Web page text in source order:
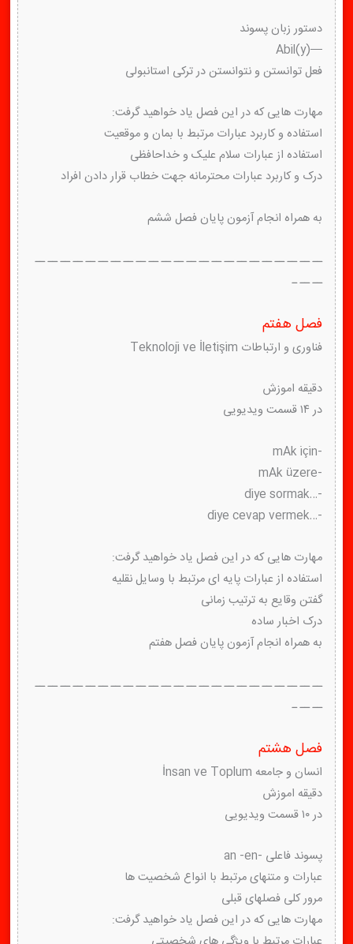
دستور زبان پسوند
—(y)Abil
فعل توانستن و نتوانستن در ترکی استانبولی
مهارت هایی که در این فصل یاد خواهید گرفت:
استفاده و کاربرد عبارات مرتبط با بمان و موقعیت
استفاده از عبارات سلام علیک و خداحافظی
درک و کاربرد عبارات محترمانه جهت خطاب قرار دادن افراد
به همراه انجام آزمون پایان فصل ششم
ــ ــ ــ ــ ــ ــ ــ ــ ــ ــ ــ ــ ــ ــ ــ ــ ــ ــ ــ ــ ــ ــ ــ
ــ ــ ـ
فصل هفتم
فناوری و ارتباطات Teknoloji ve İletişim
دقیقه اموزش
در ۱۴ قسمت ویدیویی
-mAk için
-mAk üzere
-…diye sormak
-…diye cevap vermek
مهارت هایی که در این فصل یاد خواهید گرفت:
استفاده از عبارات پایه ای مرتبط با وسایل نقلیه
گفتن وقایع به ترتیب زمانی
درک اخبار ساده
به همراه انجام آزمون پایان فصل هفتم
ــ ــ ــ ــ ــ ــ ــ ــ ــ ــ ــ ــ ــ ــ ــ ــ ــ ــ ــ ــ ــ ــ ــ
ــ ــ ـ
فصل هشتم
انسان و جامعه İnsan ve Toplum
دقیقه اموزش
در ۱۰ قسمت ویدیویی
پسوند فاعلی -an -en
عبارات و متنهای مرتبط با انواع شخصیت ها
مرور کلی فصلهای قبلی
مهارت هایی که در این فصل یاد خواهید گرفت: